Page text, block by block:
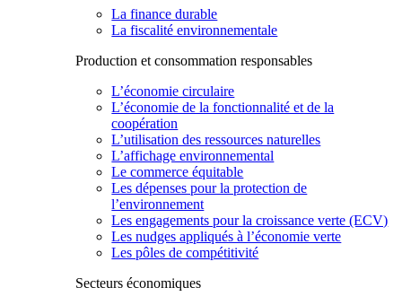
La finance durable
La fiscalité environnementale
Production et consommation responsables
L’économie circulaire
L’économie de la fonctionnalité et de la
coopération
L’utilisation des ressources naturelles
L’affichage environnemental
Le commerce équitable
Les dépenses pour la protection de
l’environnement
Les engagements pour la croissance verte (ECV)
Les nudges appliqués à l’économie verte
Les pôles de compétitivité
Secteurs économiques